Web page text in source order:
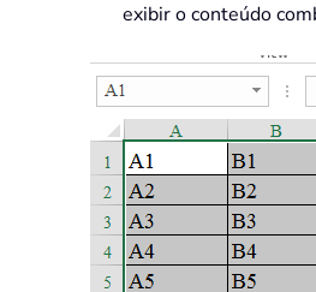
exibir o conteúdo